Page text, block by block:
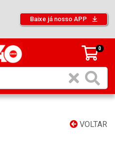
Baixe já nosso APP
0
VOLTAR